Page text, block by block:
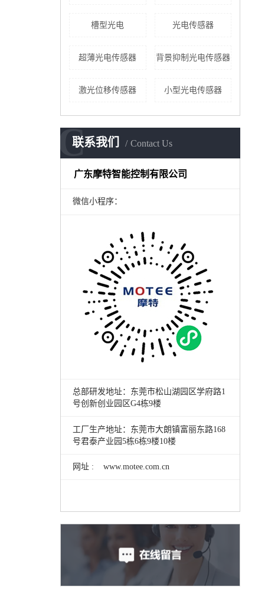
槽型光电 光电传感器
超薄光电传感器 背景抑制光电传感器
激光位移传感器 小型光电传感器
联系我们 Contact Us
C
广东摩特智能控制有限公司
微信小程序：
总部研发地址：东莞市松山湖园区学府路1
号创新创业园区G4栋9楼
工厂生产地址：东莞市大朗镇富丽东路168
号君泰产业园5栋6栋9楼10楼
网址 : www.motee.com.cn